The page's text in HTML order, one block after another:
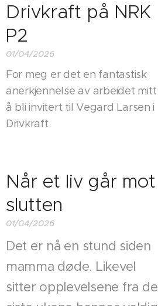
Drivkraft på NRK
P2
01/04/2026
For meg er det en fantastisk
anerkjennelse av arbeidet mitt
å bli invitert til Vegard Larsen i
Drivkraft.
Når et liv går mot
slutten
01/04/2026
Det er nå en stund siden
mamma døde. Likevel
sitter opplevelsene fra de